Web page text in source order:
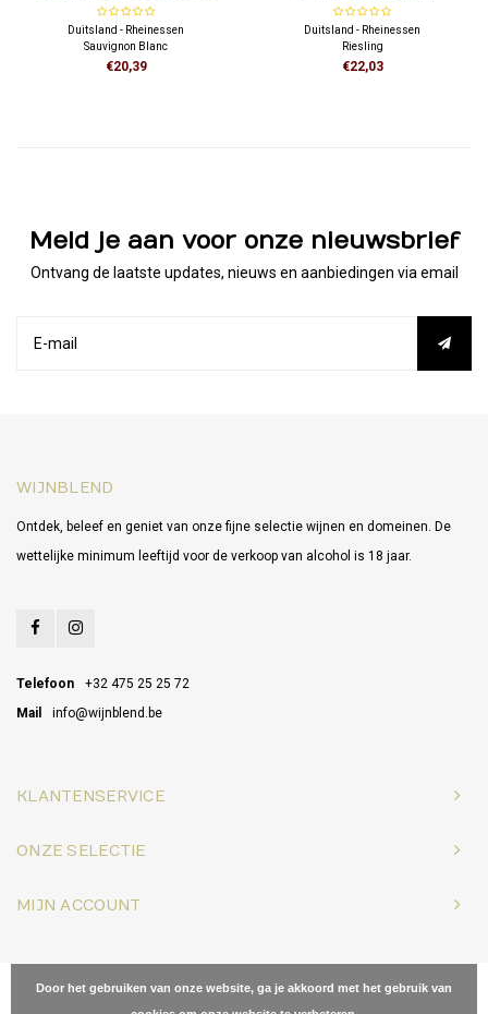
Sauvignon Blanc
Duitsland - Rheinessen
Sauvignon Blanc
€20,39
Riesling
Duitsland - Rheinessen
Riesling
€22,03
Meld je aan voor onze nieuwsbrief
Ontvang de laatste updates, nieuws en aanbiedingen via email
WIJNBLEND
Ontdek, beleef en geniet van onze fijne selectie wijnen en domeinen. De
wettelijke minimum leeftijd voor de verkoop van alcohol is 18 jaar.
Telefoon
+32 475 25 25 72
Mail
info@wijnblend.be
KLANTENSERVICE
ONZE SELECTIE
MIJN ACCOUNT
© Copyright 2026 Wijnblend - Powered byLightspeed- Theme by
Door het gebruiken van onze website, ga je akkoord met het gebruik van